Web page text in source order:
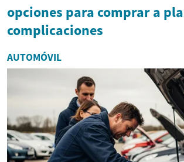
opciones para comprar a
complicaciones
AUTOMÓVIL